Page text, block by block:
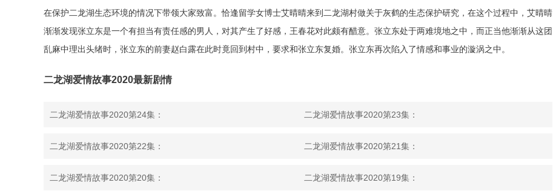
在保护二龙湖生态环境的情况下带领大家致富。恰逢留学女博士艾晴晴来到二龙湖村做关于灰鹤的生态保护研究，在这个过程中，艾晴晴
渐渐发现张立东是一个有担当有责任感的男人，对其产生了好感，王春花对此颇有醋意。张立东处于两难境地之中，而正当他渐渐从这团
乱麻中理出头绪时，张立东的前妻赵白露在此时竟回到村中，要求和张立东复婚。张立东再次陷入了情感和事业的漩涡之中。
二龙湖爱情故事2020最新剧情
二龙湖爱情故事2020第24集： 二龙湖爱情故事2020第23集：
二龙湖爱情故事2020第22集： 二龙湖爱情故事2020第21集：
二龙湖爱情故事2020第20集： 二龙湖爱情故事2020第19集：